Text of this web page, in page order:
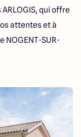
qui offre
attentes et à
NOGENT-SUR-